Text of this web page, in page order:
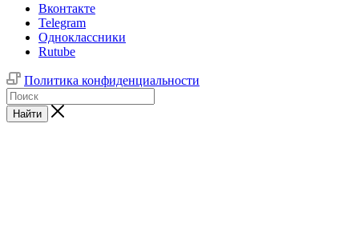
Вконтакте
Telegram
Одноклассники
Rutube
Политика конфиденциальности
Найти